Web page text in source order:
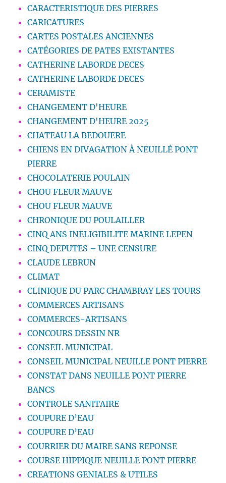
CARACTERISTIQUE DES PIERRES
CARICATURES
CARTES POSTALES ANCIENNES
CATÉGORIES DE PATES EXISTANTES
CATHERINE LABORDE DECES
CATHERINE LABORDE DECES
CERAMISTE
CHANGEMENT D'HEURE
CHANGEMENT D'HEURE 2025
CHATEAU LA BEDOUERE
CHIENS EN DIVAGATION À NEUILLÉ PONT
PIERRE
CHOCOLATERIE POULAIN
CHOU FLEUR MAUVE
CHOU FLEUR MAUVE
CHRONIQUE DU POULAILLER
CINQ ANS INELIGIBILITE MARINE LEPEN
CINQ DEPUTES – UNE CENSURE
CLAUDE LEBRUN
CLIMAT
CLINIQUE DU PARC CHAMBRAY LES TOURS
COMMERCES ARTISANS
COMMERCES-ARTISANS
CONCOURS DESSIN NR
CONSEIL MUNICIPAL
CONSEIL MUNICIPAL NEUILLE PONT PIERRE
CONSTAT DANS NEUILLE PONT PIERRE
BANCS
CONTROLE SANITAIRE
COUPURE D’EAU
COUPURE D’EAU
COURRIER DU MAIRE SANS REPONSE
COURSE HIPPIQUE NEUILLE PONT PIERRE
CREATIONS GENIALES & UTILES